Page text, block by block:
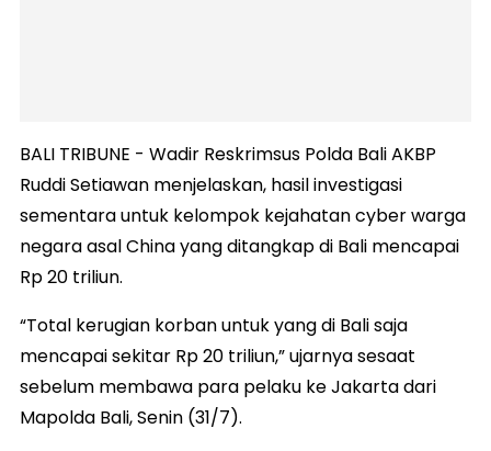
BALI TRIBUNE - Wadir Reskrimsus Polda Bali AKBP
Ruddi Setiawan menjelaskan, hasil investigasi
sementara untuk kelompok kejahatan cyber warga
negara asal China yang ditangkap di Bali mencapai
Rp 20 triliun.
“Total kerugian korban untuk yang di Bali saja
mencapai sekitar Rp 20 triliun,” ujarnya sesaat
sebelum membawa para pelaku ke Jakarta dari
Mapolda Bali, Senin (31/7).